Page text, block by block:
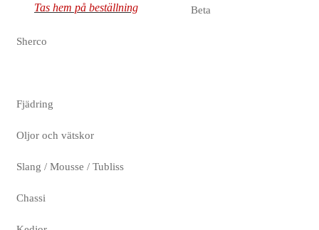
Tas hem på beställning
Beta
Sherco
Fjädring
Oljor och vätskor
Slang / Mousse / Tubliss
Chassi